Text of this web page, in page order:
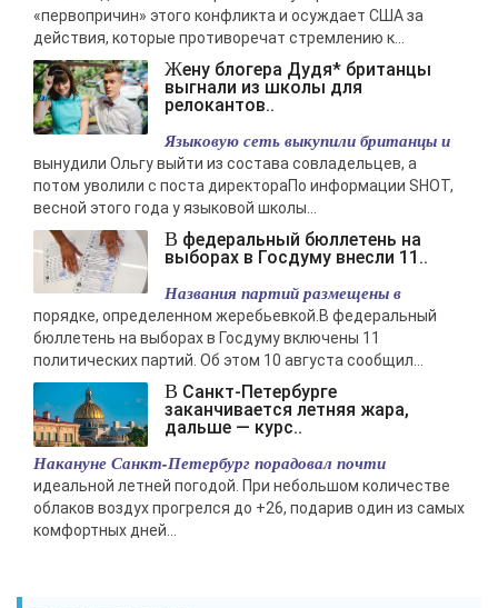
«первопричин» этого конфликта и осуждает США за
действия, которые противоречат стремлению к...
Жену блогера Дудя* британцы
выгнали из школы для
релокантов..
Языковую сеть выкупили британцы и
вынудили Ольгу выйти из состава совладельцев, а
потом уволили с поста директораПо информации SHOT,
весной этого года у языковой школы...
В федеральный бюллетень на
выборах в Госдуму внесли 11..
Названия партий размещены в
порядке, определенном жеребьевкой.В федеральный
бюллетень на выборах в Госдуму включены 11
политических партий. Об этом 10 августа сообщил...
В Санкт-Петербурге
заканчивается летняя жара,
дальше — курс..
Накануне Санкт-Петербург порадовал почти
идеальной летней погодой. При небольшом количестве
облаков воздух прогрелся до +26, подарив один из самых
комфортных дней...